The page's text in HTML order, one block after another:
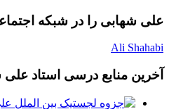
علی شهابی را در شبکه
Ali Shahabi
آخرین منابع درسی استاد